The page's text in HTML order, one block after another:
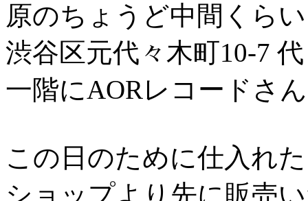
原のちょうど中間くら
渋谷区元代々木町10-7
一階にAORレコードさ
この日のために仕入れ
ショップより先に販売